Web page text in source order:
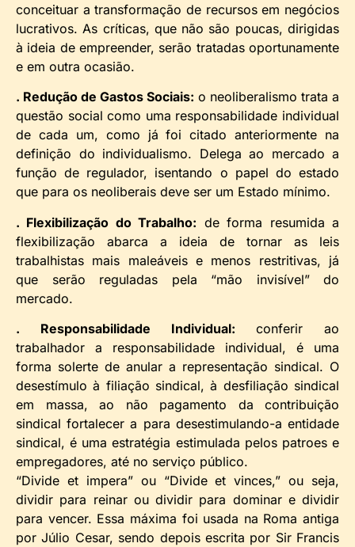
conceituar a transformação de recursos em negócios
lucrativos. As críticas, que não são poucas, dirigidas
à ideia de empreender, serão tratadas oportunamente
e em outra ocasião.
. Redução de Gastos Sociais: o neoliberalismo trata a
questão social como uma responsabilidade individual
de cada um, como já foi citado anteriormente na
definição do individualismo. Delega ao mercado a
função de regulador, isentando o papel do estado
que para os neoliberais deve ser um Estado mínimo.
. Flexibilização do Trabalho: de forma resumida a
flexibilização abarca a ideia de tornar as leis
trabalhistas mais maleáveis e menos restritivas, já
que serão reguladas pela “mão invisível” do
mercado.
. Responsabilidade Individual: conferir ao
trabalhador a responsabilidade individual, é uma
forma solerte de anular a representação sindical. O
desestímulo à filiação sindical, à desfiliação sindical
em massa, ao não pagamento da contribuição
sindical fortalecer a para desestimulando-a entidade
sindical, é uma estratégia estimulada pelos patroes e
empregadores, até no serviço público.
“Divide et impera” ou “Divide et vinces,” ou seja,
dividir para reinar ou dividir para dominar e dividir
para vencer. Essa máxima foi usada na Roma antiga
por Júlio Cesar, sendo depois escrita por Sir Francis